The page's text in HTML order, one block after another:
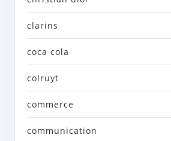
clarins
coca cola
colruyt
commerce
communication